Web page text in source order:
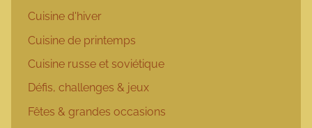
Cuisine d'hiver
Cuisine de printemps
Cuisine russe et soviétique
Défis, challenges & jeux
Fêtes & grandes occasions